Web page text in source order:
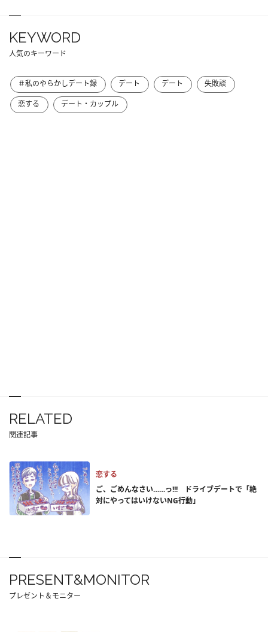
KEYWORD
人気のキーワード
＃私のやらかしデート録 デート デート
失敗談
恋する
デート・カップル
RELATED
関連記事
恋する
ご、ごめんなさい……っ!!! ドライブデートで「絶
対にやってはいけないNG行動」
PRESENT&MONITOR
プレゼント＆モニター